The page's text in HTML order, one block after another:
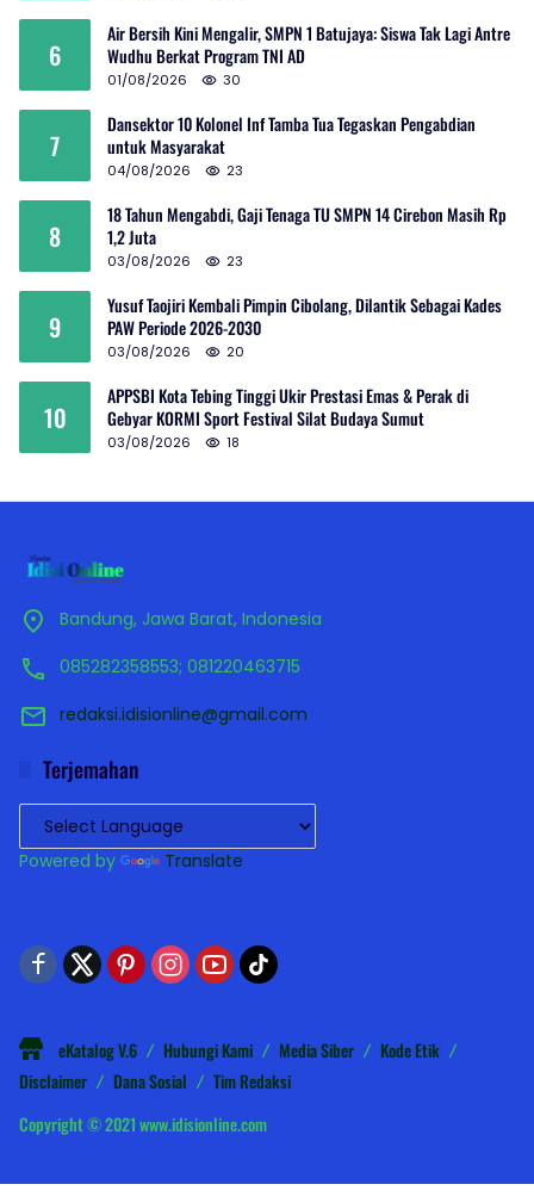
6
Air Bersih Kini Mengalir, SMPN 1 Batujaya: Siswa Tak Lagi Antre
Wudhu Berkat Program TNI AD
01/08/2026 30
7
Dansektor 10 Kolonel Inf Tamba Tua Tegaskan Pengabdian
untuk Masyarakat
04/08/2026 23
8
18 Tahun Mengabdi, Gaji Tenaga TU SMPN 14 Cirebon Masih Rp
1,2 Juta
03/08/2026 23
9
Yusuf Taojiri Kembali Pimpin Cibolang, Dilantik Sebagai Kades
PAW Periode 2026-2030
03/08/2026 20
10
APPSBI Kota Tebing Tinggi Ukir Prestasi Emas & Perak di
Gebyar KORMI Sport Festival Silat Budaya Sumut
03/08/2026 18
Bandung, Jawa Barat, Indonesia
085282358553; 081220463715
redaksi.idisionline@gmail.com
Terjemahan
Powered by Translate
eKatalog V.6 Hubungi Kami Media Siber
Kode Etik
Disclaimer
Dana Sosial
Tim Redaksi
Copyright © 2021 www.idisionline.com